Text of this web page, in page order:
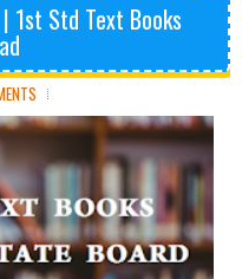
1st Std Text Books